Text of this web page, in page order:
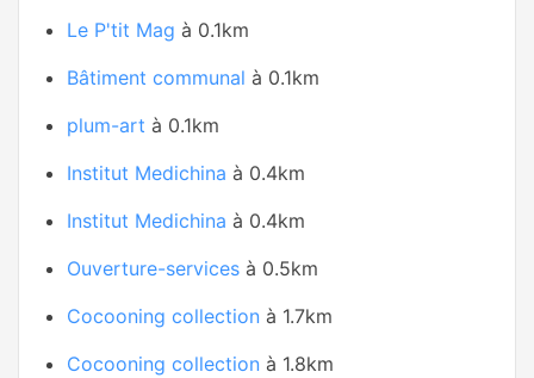
Le P'tit Mag à 0.1km
Bâtiment communal à 0.1km
plum-art à 0.1km
Institut Medichina à 0.4km
Institut Medichina à 0.4km
Ouverture-services à 0.5km
Cocooning collection à 1.7km
Cocooning collection à 1.8km